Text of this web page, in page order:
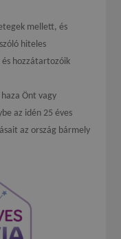
mellett, és
hiteles
hozzátartozóik
Önt vagy
az idén 25 éves
az ország bármely